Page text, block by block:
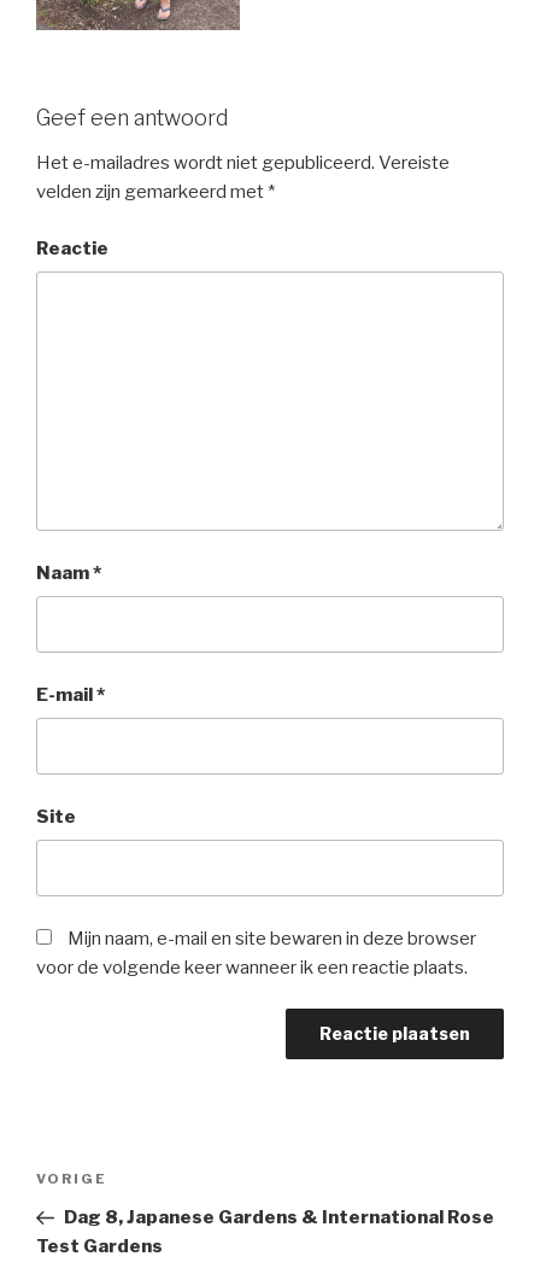
Geef een antwoord
Het e-mailadres wordt niet gepubliceerd. Vereiste
velden zijn gemarkeerd met *
Reactie
Naam*
E-mail*
Site
Mijn naam, e-mail en site bewaren in deze browser
voor de volgende keer wanneer ik een reactie plaats.
Vorig
bericht
VORIGE
Dag 8, Japanese Gardens & International Rose
Test Gardens